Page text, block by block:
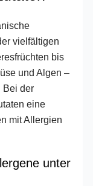
vielfältigen
bis
und Algen –
Bei der
eine
mit Allergien
unter